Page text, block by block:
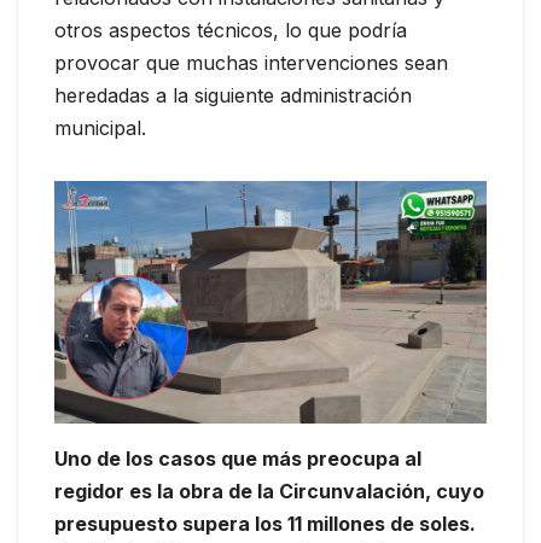
otros aspectos técnicos, lo que podría
provocar que muchas intervenciones sean
heredadas a la siguiente administración
municipal.
Uno de los casos que más preocupa al
regidor es la obra de la Circunvalación, cuyo
presupuesto supera los 11 millones de soles.